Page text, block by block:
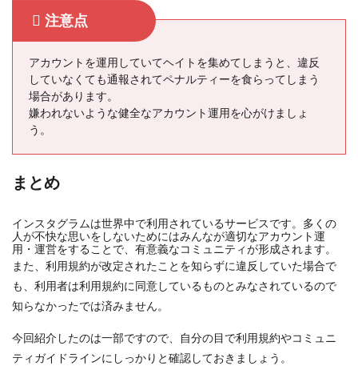
注意点
アカウントを運用していてヘイトを集めてしまうと、違反
していなくても通報されてペナルティーを食らってしまう
場合があります。
嫌われないような健全なアカウント運用を心がけましょ
う。
まとめ
インスタグラムは世界中で利用されているサービスです。多くの
人が不快な思いをしないためにはみんなが適切なアカウント運
用・運営をすることで、有意義なコミュニティが形成されます。
また、利用規約が改定されたことを知らずに違反していた場合で
も、利用者は利用規約に同意しているものとみなされているので
知らなかったでは済みません。
今回紹介したのは一部ですので、自分の目で利用規約やコミュニ
ティガイドラインにしっかりと確認しておきましょう。